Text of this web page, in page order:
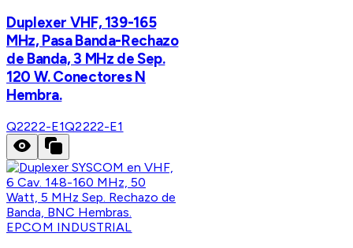
Duplexer VHF, 139-165
MHz, Pasa Banda-Rechazo
de Banda, 3 MHz de Sep.
120 W. Conectores N
Hembra.
Q2222-E1Q2222-E1
EPCOM INDUSTRIAL